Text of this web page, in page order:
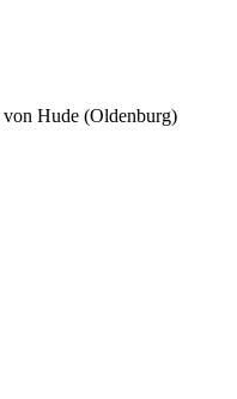
von Hude (Oldenburg)